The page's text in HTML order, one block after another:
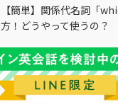
【簡単】関係代名詞「
方！どうやって使うの？